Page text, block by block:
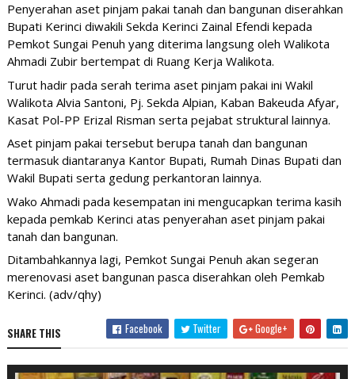
Penyerahan aset pinjam pakai tanah dan bangunan diserahkan
Bupati Kerinci diwakili Sekda Kerinci Zainal Efendi kepada
Pemkot Sungai Penuh yang diterima langsung oleh Walikota
Ahmadi Zubir bertempat di Ruang Kerja Walikota.
Turut hadir pada serah terima aset pinjam pakai ini Wakil
Walikota Alvia Santoni, Pj. Sekda Alpian, Kaban Bakeuda Afyar,
Kasat Pol-PP Erizal Risman serta pejabat struktural lainnya.
Aset pinjam pakai tersebut berupa tanah dan bangunan
termasuk diantaranya Kantor Bupati, Rumah Dinas Bupati dan
Wakil Bupati serta gedung perkantoran lainnya.
Wako Ahmadi pada kesempatan ini mengucapkan terima kasih
kepada pemkab Kerinci atas penyerahan aset pinjam pakai
tanah dan bangunan.
Ditambahkannya lagi, Pemkot Sungai Penuh akan segeran
merenovasi aset bangunan pasca diserahkan oleh Pemkab
Kerinci. (adv/qhy)
SHARE THIS Facebook Twitter Google+